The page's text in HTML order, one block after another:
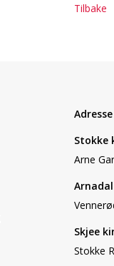
Tilbake
Stokke
Arne
Skjee
Stokke